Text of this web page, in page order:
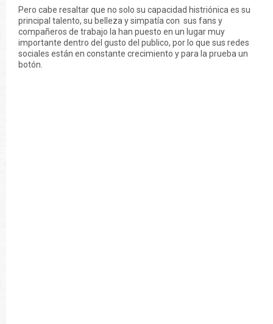
Pero cabe resaltar que no solo su capacidad histriónica es su
principal talento, su belleza y simpatía con sus fans y
compañeros de trabajo la han puesto en un lugar muy
importante dentro del gusto del publico, por lo que sus redes
sociales están en constante crecimiento y para la prueba un
botón.